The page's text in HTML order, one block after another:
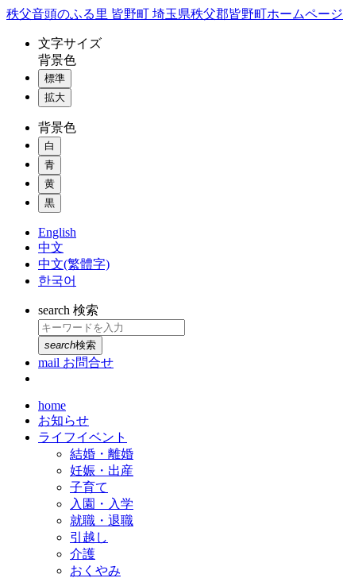
コ
秩父音頭のふる里 皆野町 埼玉県秩父郡皆野町ホームページ
文字サイズ
背景色
標準
拡大
背景色
白
青
黄
黒
English
中文
中文(繁體字)
한국어
search 検索
search検索
mail お問合せ
home
お知らせ
ライフイベント
結婚・離婚
妊娠・出産
子育て
入園・入学
就職・退職
引越し
介護
おくやみ